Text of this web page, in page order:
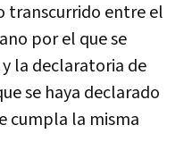
transcurrido entre el
por el que se
y la declaratoria de
se haya declarado
cumpla la misma